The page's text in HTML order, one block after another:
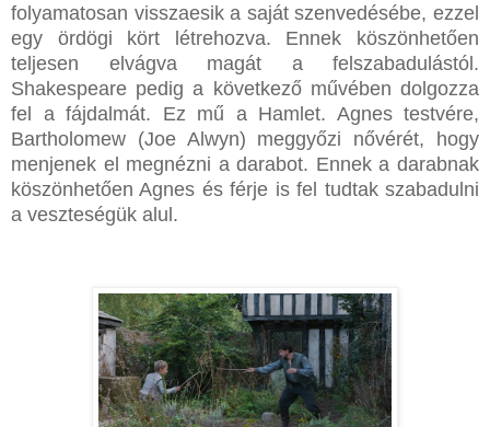
folyamatosan visszaesik a saját szenvedésébe, ezzel
egy ördögi kört létrehozva. Ennek köszönhetően
teljesen elvágva magát a felszabadulástól.
Shakespeare pedig a következő művében dolgozza
fel a fájdalmát. Ez mű a Hamlet. Agnes testvére,
Bartholomew (Joe Alwyn) meggyőzi nővérét, hogy
menjenek el megnézni a darabot. Ennek a darabnak
köszönhetően Agnes és férje is fel tudtak szabadulni
a veszteségük alul.